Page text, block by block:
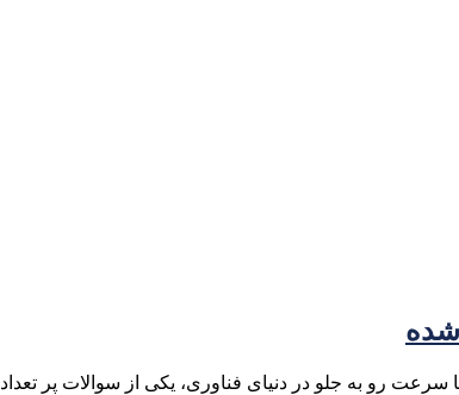
شده
سرعت رو به جلو در دنیای فناوری، یکی از سوالات پر تعداد